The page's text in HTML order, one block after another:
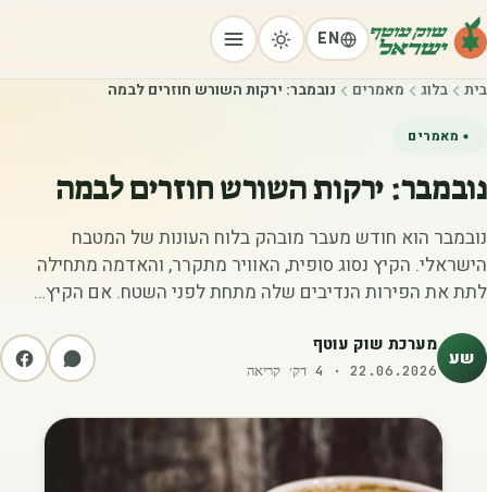
EN
בית בלוג מאמרים נובמבר: ירקות השורש חוזרים לבמה
מאמרים
נובמבר: ירקות השורש חוזרים לבמה
נובמבר הוא חודש מעבר מובהק בלוח העונות של המטבח
הישראלי. הקיץ נסוג סופית, האוויר מתקרר, והאדמה מתחילה
לתת את הפירות הנדיבים שלה מתחת לפני השטח. אם הקיץ…
שע מערכת שוק עוטף
22.06.2026
·
4 דק׳ קריאה